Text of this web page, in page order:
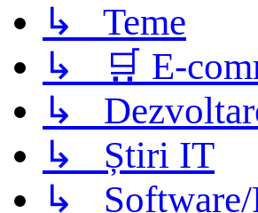
↳ Teme
↳ 🛒 E-
↳
↳ Știri IT
↳ Software/